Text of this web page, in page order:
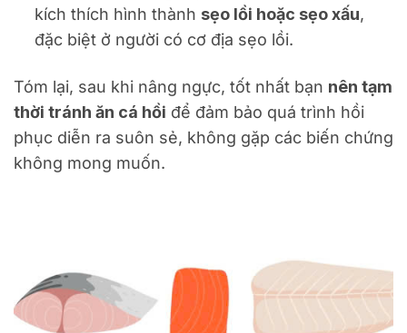
kích thích hình thành sẹo lồi hoặc sẹo xấu,
đặc biệt ở người có cơ địa sẹo lồi.
Tóm lại, sau khi nâng ngực, tốt nhất bạn nên tạm
thời tránh ăn cá hồi để đảm bảo quá trình hồi
phục diễn ra suôn sẻ, không gặp các biến chứng
không mong muốn.